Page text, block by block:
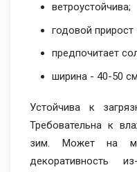
ветроустойчива;
годовой прирост
предпочитает
ширина - 40-50
Устойчива к
Требовательна к
зим. Может на
декоративность